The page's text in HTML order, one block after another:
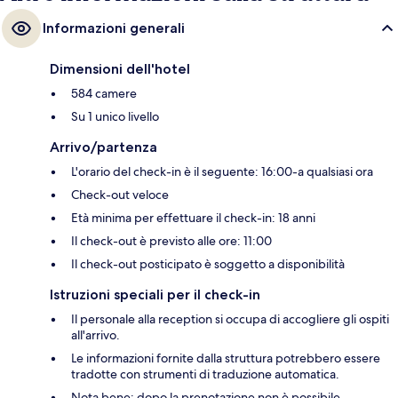
Informazioni generali
Dimensioni dell'hotel
584 camere
Su 1 unico livello
Arrivo/partenza
L'orario del check-in è il seguente: 16:00-a qualsiasi ora
Check-out veloce
Età minima per effettuare il check-in: 18 anni
Il check-out è previsto alle ore: 11:00
Il check-out posticipato è soggetto a disponibilità
Istruzioni speciali per il check-in
Il personale alla reception si occupa di accogliere gli ospiti
all'arrivo.
Le informazioni fornite dalla struttura potrebbero essere
tradotte con strumenti di traduzione automatica.